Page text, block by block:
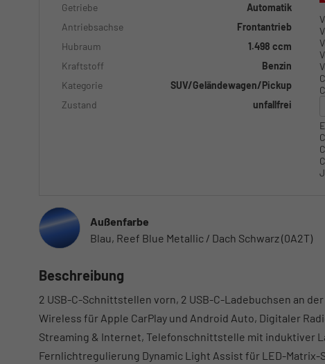
Getriebe
Automatik
Antriebsachse
Frontantrieb
Hubraum
1.498 ccm
Kraftstoff
Benzin
Kategorie
SUV/Geländewagen/Pickup
Zustand
unfallfrei
Außenfarbe
Blau, Reef Blue Metallic / Dach Schwarz (0A2T)
Beschreibung
2 USB-C-Schnittstellen vorn, 2 USB-C-Ladebuchsen an
Wireless für Apple CarPlay und Android Auto, Digitaler
Streaming & Internet, Telefonschnittstelle mit induktiver
Fernlichtregulierung Dynamic Light Assist für LED-Matrix-